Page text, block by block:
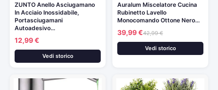
ZUNTO Anello Asciugamano
In Acciaio Inossidabile,
Portasciugamani
Autoadesivo…
12,99 €
Vedi storico
Auralum Miscelatore Cucina
Rubinetto Lavello
Monocomando Ottone Nero…
39,99 €42,99 €
Vedi storico